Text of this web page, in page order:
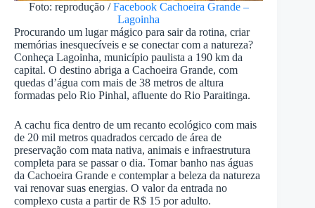
Foto: reprodução /Facebook Cachoeira Grande –
Lagoinha
Procurando um lugar mágico para sair da rotina, criar
memórias inesquecíveis e se conectar com a natureza?
Conheça Lagoinha, município paulista a 190 km da
capital. O destino abriga a Cachoeira Grande, com
quedas d’água com mais de 38 metros de altura
formadas pelo Rio Pinhal, afluente do Rio Paraitinga.
A cachu fica dentro de um recanto ecológico com mais
de 20 mil metros quadrados cercado de área de
preservação com mata nativa, animais e infraestrutura
completa para se passar o dia. Tomar banho nas águas
da Cachoeira Grande e contemplar a beleza da natureza
vai renovar suas energias. O valor da entrada no
complexo custa a partir de R$ 15 por adulto.